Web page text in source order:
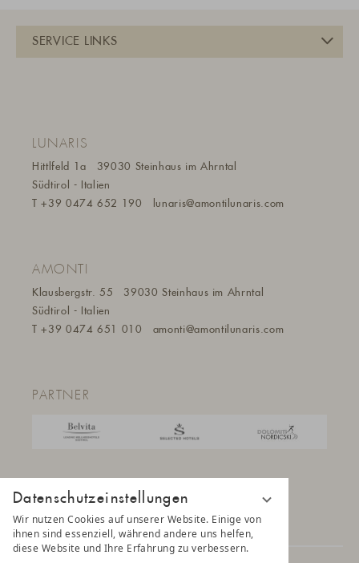
Datenschutzeinstellungen
Wir nutzen Cookies auf unserer Website. Einige von
ihnen sind essenziell, während andere uns helfen,
diese Website und Ihre Erfahrung zu verbessern.
AMONTI
Klausbergstr. 55
39030 Steinhaus im Ahrntal
Südtirol - Italien
T+39 0474 651 010 amonti@amontilunaris.com
LUNARIS
Hittlfeld 1a
39030 Steinhaus im Ahrntal
Südtirol - Italien
T+39 0474 652 190 lunaris@amontilunaris.com
PARTNER